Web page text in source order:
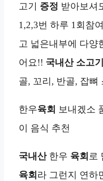
고기 증정 받아보셔
1,2,3번 하루 1회참
고 넓은내부에 다양
어요!! 국내산 소고기
골, 꼬리, 반골, 잡
한우육회 보내겠소
이 음식 추천
국내산한우 육회 로
육회 라 그런지 연하